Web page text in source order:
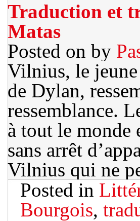
Traduction et
Matas
Posted on by
Vilnius, le
de Dylan,
ressemblance.
à tout le monde
sans arrêt
Vilnius qui ne
Posted in
Bourgois,